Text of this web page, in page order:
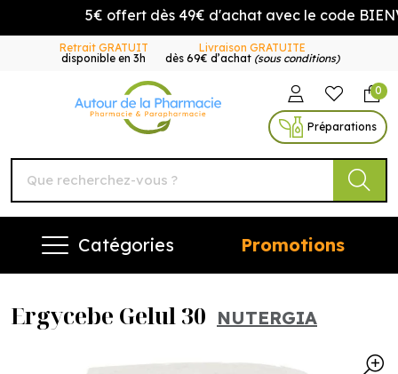
5€ offert dès 49€ d'achat avec le code
Retrait GRATUIT
disponible en 3h
Livraison GRATUITE
dès 69€ d’achat (sous conditions)
Autour de la Pharmacie
0
Préparations
Catégories Promotions
Ergycebe Gelul 30 NUTERGIA